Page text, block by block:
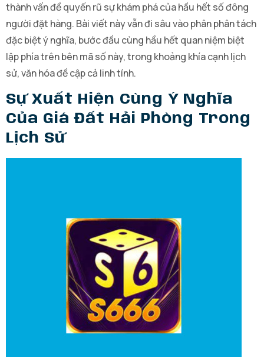
thành vấn đề quyến rũ sự khám phá của hầu hết số đông
người đặt hàng. Bài viết này vẫn đi sâu vào phân phân tách
đặc biệt ý nghĩa, bước đầu cùng hầu hết quan niệm biệt
lập phía trên bên mã số này, trong khoảng khía cạnh lịch
sử, văn hóa đề cập cả linh tính.
Sự Xuất Hiện Cùng Ý Nghĩa
Của Giá Đất Hải Phòng Trong
Lịch Sử